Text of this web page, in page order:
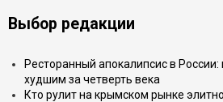
Выбор редакции
Ресторанный апокалипсис в России:
худшим за четверть века
Кто рулит на крымском рынке